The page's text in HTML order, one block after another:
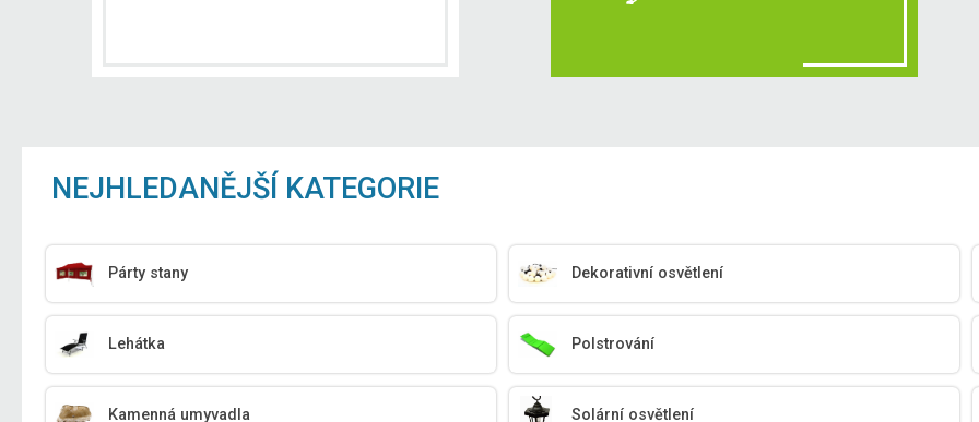
NEJHLEDANĚJŠÍ KATEGORIE
Párty stany Dekorativní osvětlení
Lehátka Polstrování
Kamenná umyvadla Solární osvětlení